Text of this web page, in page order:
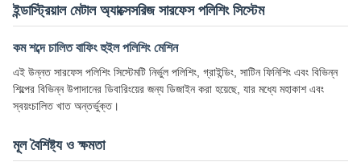
ইন্ডাস্ট্রিয়াল মেটাল অ্যাক্সেসরিজ সারফেস পলিশিং সিস্টেম
কম শব্দে চালিত বাফিং হুইল পলিশিং মেশিন
এই উন্নত সারফেস পলিশিং সিস্টেমটি নির্ভুল পলিশিং, গ্রাইন্ডিং, সাটিন ফিনিশিং এবং বিভিন্ন
শিল্পের বিভিন্ন উপাদানের ডিবারিংয়ের জন্য ডিজাইন করা হয়েছে, যার মধ্যে মহাকাশ এবং
স্বয়ংচালিত খাত অন্তর্ভুক্ত।
মূল বৈশিষ্ট্য ও ক্ষমতা